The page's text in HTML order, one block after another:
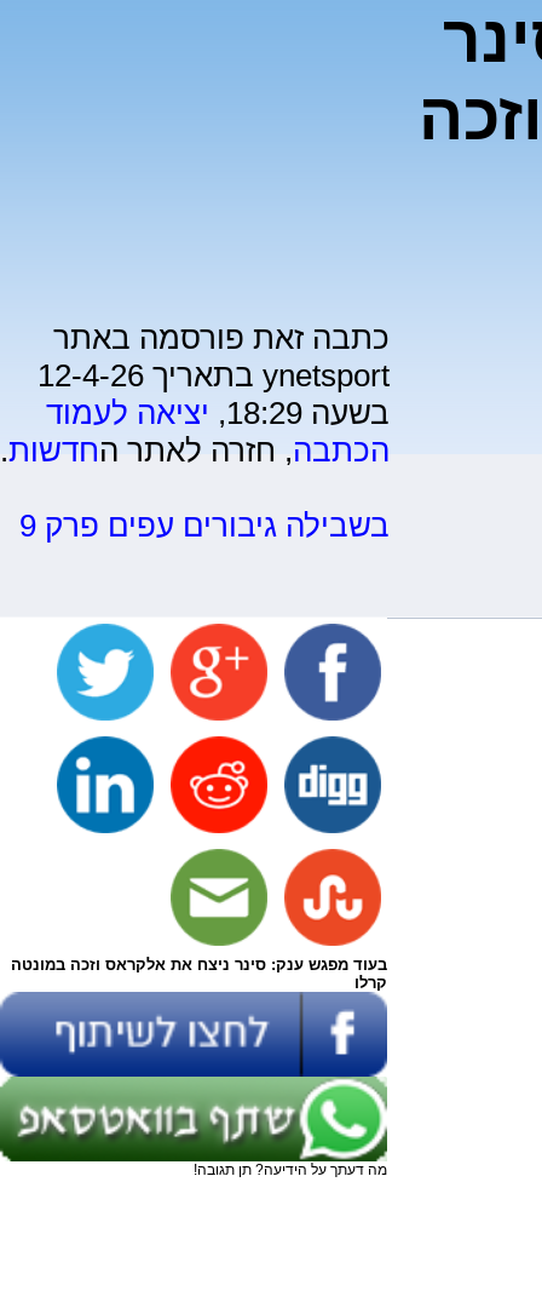
כתבה זאת פורסמה באתר
ynetsport בתאריך 12-4-26
בשעה 18:29,
יציאה לעמוד
הכתבה, חזרה לאתר החדשות.
בשבילה גיבורים עפים פרק 9
בעוד מפגש ענק: סינר ניצח את אלקראס וזכה במונטה
קרלו
מה דעתך על הידיעה? תן תגובה!